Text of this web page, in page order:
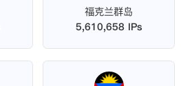
福克兰群岛
5,610,658 IPs